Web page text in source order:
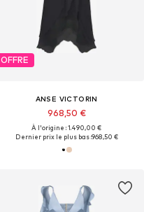
OFFRE
ANSE VICTORIN
968,50 €
À l'origine : 1.490,00 €
Dernier prix le plus bas :968,50 €